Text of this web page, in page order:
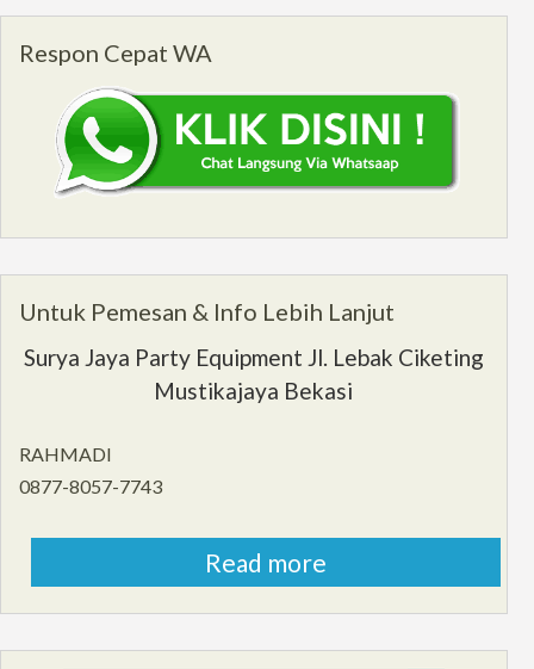
Respon Cepat WA
Untuk Pemesan & Info Lebih Lanjut
Surya Jaya Party Equipment Jl. Lebak Ciketing
Mustikajaya Bekasi
RAHMADI
0877-8057-7743
Read more